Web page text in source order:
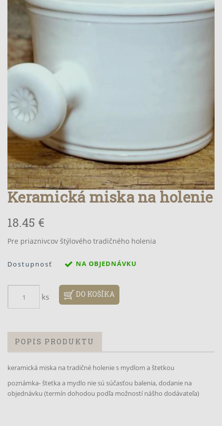
Keramická miska na holenie
18.45 €
Pre priaznivcov štýlového tradičného holenia
Dostupnosť NA OBJEDNÁVKU
ks DO KOŠÍKA
POPIS PRODUKTU
keramická miska na tradičné holenie s mydlom a štetkou
poznámka- štetka a mydlo nie sú súčasťou balenia, dodanie na
objednávku (termín dohodou podľa možností nášho dodávateľa)